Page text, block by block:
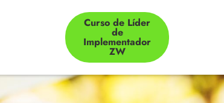
Curso de Líder
de
Implementador
ZW